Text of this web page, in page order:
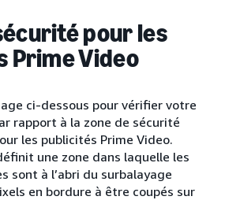
pour les
Prime Video
ci-dessous pour vérifier votre
rapport à la zone de sécurité
les publicités Prime Video.
une zone dans laquelle les
sont à l’abri du surbalayage
en bordure à être coupés sur